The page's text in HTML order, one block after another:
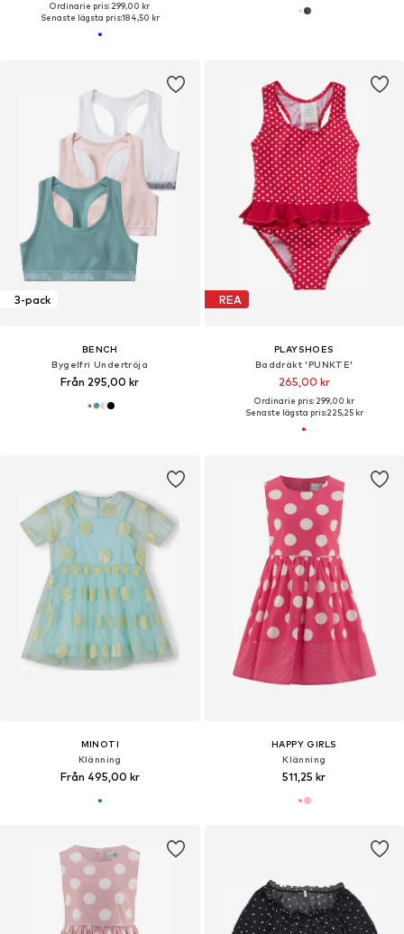
Ordinarie pris: 299,00 kr
Senaste lägsta pris:184,50 kr
3-pack
BENCH
Bygelfri Undertröja
Från 295,00 kr
REA
PLAYSHOES
Baddräkt 'PUNKTE'
265,00 kr
Ordinarie pris: 299,00 kr
Senaste lägsta pris:225,25 kr
MINOTI
Klänning
Från 495,00 kr
HAPPY GIRLS
Klänning
511,25 kr